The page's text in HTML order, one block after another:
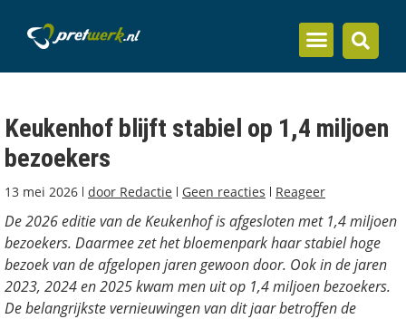
Keukenhof blijft stabiel op 1,4 miljoen
bezoekers
13 mei 2026 door Redactie Geen reacties Reageer
De 2026 editie van de Keukenhof is afgesloten met 1,4 miljoen
bezoekers. Daarmee zet het bloemenpark haar stabiel hoge
bezoek van de afgelopen jaren gewoon door. Ook in de jaren
2023, 2024 en 2025 kwam men uit op 1,4 miljoen bezoekers.
De belangrijkste vernieuwingen van dit jaar betroffen de